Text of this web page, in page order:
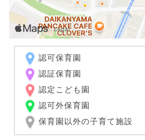
認可保育園
認証保育園
認定こども園
認可外保育園
保育園以外の子育て施設